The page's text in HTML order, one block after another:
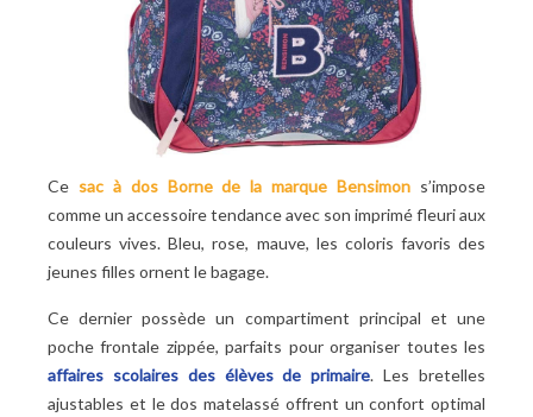
Ce sac à dos Borne de la marque Bensimon s’impose
comme un accessoire tendance avec son imprimé fleuri aux
couleurs vives. Bleu, rose, mauve, les coloris favoris des
jeunes filles ornent le bagage.
Ce dernier possède un compartiment principal et une
poche frontale zippée, parfaits pour organiser toutes les
affaires scolaires des élèves de primaire. Les bretelles
ajustables et le dos matelassé offrent un confort optimal